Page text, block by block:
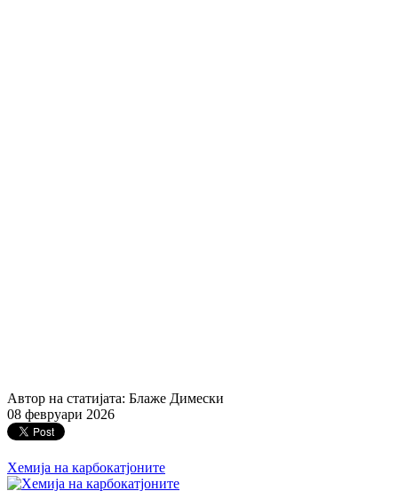
Автор на статијата: Блаже Димески
08 февруари 2026
Хемија на карбокатјоните